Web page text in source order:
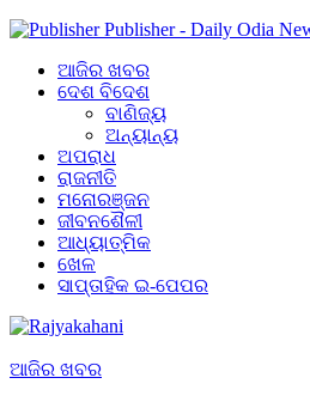
Publisher - Daily Odia
ଆଜିର ଖବର
ଦେଶ ବିଦେଶ
ବାଣିଜ୍ୟ
ଅନ୍ୟାନ୍ୟ
ଅପରାଧ
ରାଜନୀତି
ମନୋରଞ୍ଜନ
ଜୀବନଶୈଳୀ
ଆଧ୍ୟାତ୍ମିକ
ଖେଳ
ସାପ୍ତାହିକ ଇ-ପେପର
ଆଜିର ଖବର